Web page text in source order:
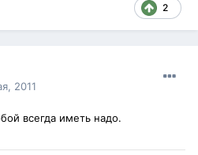
2
2011
всегда иметь надо.